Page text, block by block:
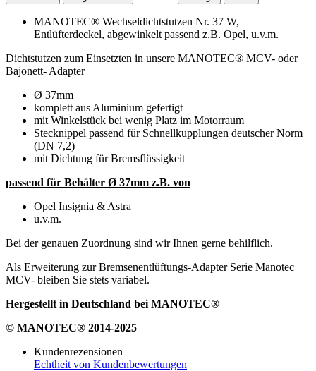
MANOTEC® Wechseldichtstutzen Nr. 37 W,
Entlüfterdeckel, abgewinkelt passend z.B. Opel, u.v.m.
Dichtstutzen zum Einsetzten in unsere MANOTEC® MCV- oder
Bajonett- Adapter
Ø 37mm
komplett aus Aluminium gefertigt
mit Winkelstück bei wenig Platz im Motorraum
Stecknippel passend für Schnellkupplungen deutscher Norm
(DN 7,2)
mit Dichtung für Bremsflüssigkeit
passend für Behälter Ø 37mm z.B. von
Opel Insignia & Astra
u.v.m.
Bei der genauen Zuordnung sind wir Ihnen gerne behilflich.
Als Erweiterung zur Bremsenentlüftungs-Adapter Serie Manotec
MCV- bleiben Sie stets variabel.
Hergestellt in Deutschland bei MANOTEC®
© MANOTEC® 2014-2025
Kundenrezensionen
Echtheit von Kundenbewertungen